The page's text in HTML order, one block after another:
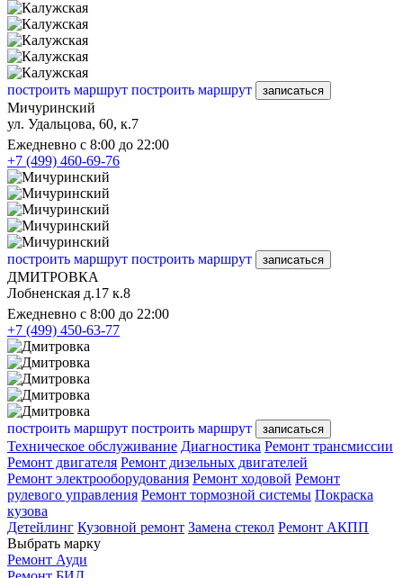
построить маршрут построить маршрут записаться
Мичуринский
ул. Удальцова, 60, к.7
Ежедневно с 8:00 до 22:00
+7 (499) 460-69-76
построить маршрут построить маршрут записаться
ДМИТРОВКА
Лобненская д.17 к.8
Ежедневно с 8:00 до 22:00
+7 (499) 450-63-77
построить маршрут построить маршрут записаться
Техническое обслуживание Диагностика Ремонт трансмиссии
Ремонт двигателя Ремонт дизельных двигателей
Ремонт электрооборудования Ремонт ходовой Ремонт
рулевого управления Ремонт тормозной системы Покраска
кузова
Детейлинг Кузовной ремонт Замена стекол Ремонт АКПП
Выбрать марку
Ремонт Ауди